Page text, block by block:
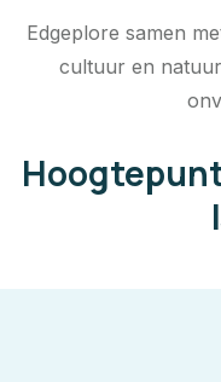
Edgeplore samen
cultuur en